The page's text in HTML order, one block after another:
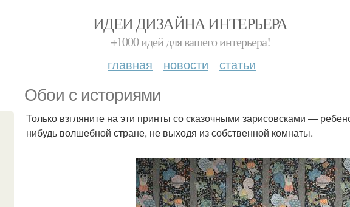
ИДЕИ ДИЗАЙНА ИНТЕРЬЕРА
+1000 идей для вашего интерьера!
главная новости статьи
Обои с историями
Только взгляните на эти принты со сказочными зарисовсками —
нибудь волшебной стране, не выходя из собственной комнаты.